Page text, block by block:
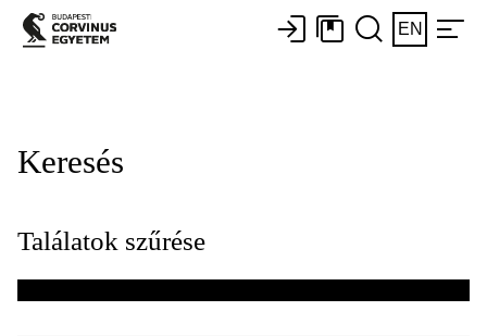
EN
Keresés
Találatok szűrése